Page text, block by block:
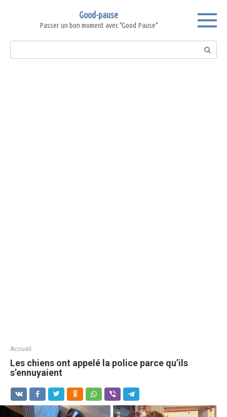
Good-pause
Passer un bon moment avec "Good Pause"
Search:
Accueil
Les chiens ont appelé la police parce qu’ils
s’ennuyaient